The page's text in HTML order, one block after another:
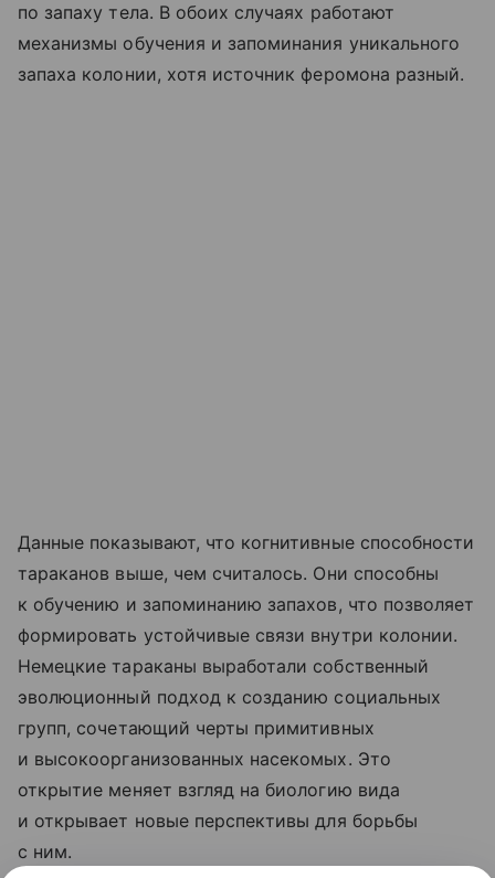
по запаху тела. В обоих случаях работают
механизмы обучения и запоминания уникального
запаха колонии, хотя источник феромона разный.
Данные показывают, что когнитивные способности
тараканов выше, чем считалось. Они способны
к обучению и запоминанию запахов, что позволяет
формировать устойчивые связи внутри колонии.
Немецкие тараканы выработали собственный
эволюционный подход к созданию социальных
групп, сочетающий черты примитивных
и высокоорганизованных насекомых. Это
открытие меняет взгляд на биологию вида
и открывает новые перспективы для борьбы
с ним.